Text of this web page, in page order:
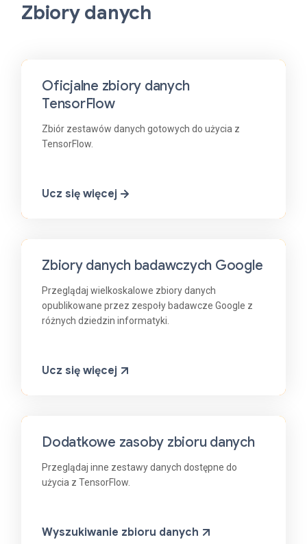
Zbiory danych
Oficjalne zbiory danych
TensorFlow
Zbiór zestawów danych gotowych do użycia z
TensorFlow.
Ucz się więcej
Zbiory danych badawczych Google
Przeglądaj wielkoskalowe zbiory danych
opublikowane przez zespoły badawcze Google z
różnych dziedzin informatyki.
Ucz się więcej
Dodatkowe zasoby zbioru danych
Przeglądaj inne zestawy danych dostępne do
użycia z TensorFlow.
Wyszukiwanie zbioru danych